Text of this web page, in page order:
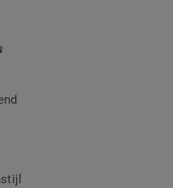
de vrije loop en maak